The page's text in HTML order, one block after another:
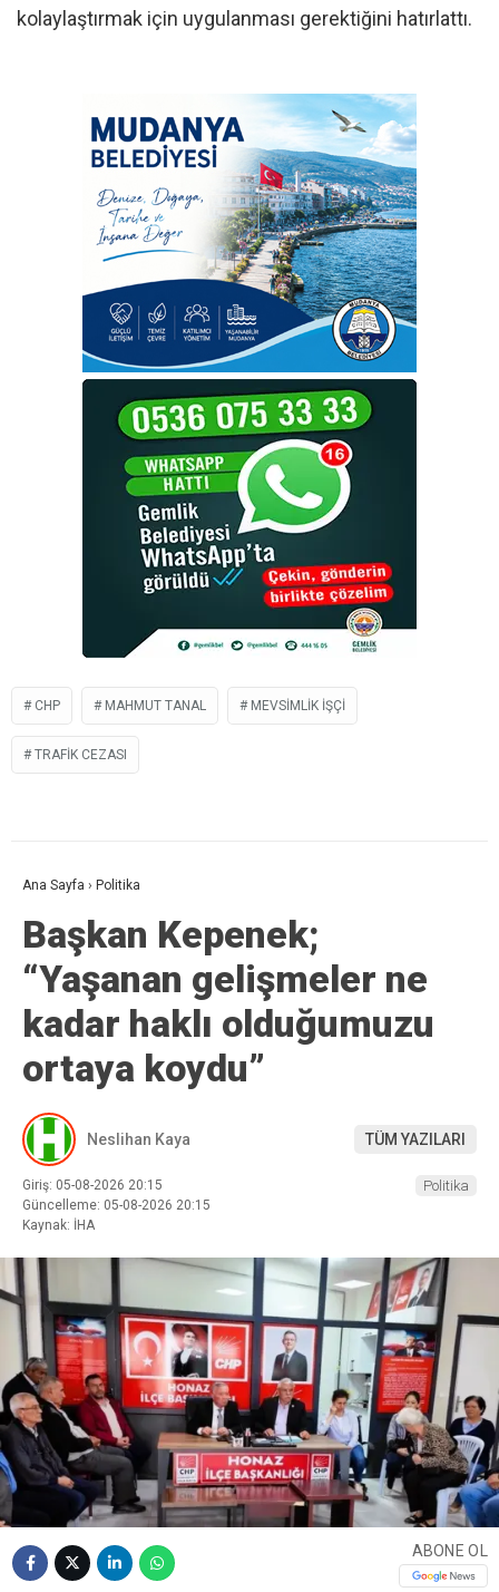
kolaylaştırmak için uygulanması gerektiğini hatırlattı.
CHP MAHMUT TANAL MEVSIMLIK İŞÇI
TRAFIK CEZASI
Ana Sayfa › Politika
Başkan Kepenek;
“Yaşanan gelişmeler ne
kadar haklı olduğumuzu
ortaya koydu”
Neslihan Kaya TÜM YAZILARI
Giriş: 05-08-2026 20:15
Güncelleme: 05-08-2026 20:15
Kaynak: İHA
Politika
ABONE OL